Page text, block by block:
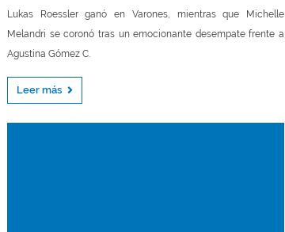
Lukas Roessler ganó en Varones, mientras que Michelle
Melandri se coronó tras un emocionante desempate frente a
Agustina Gómez C.
Leer más